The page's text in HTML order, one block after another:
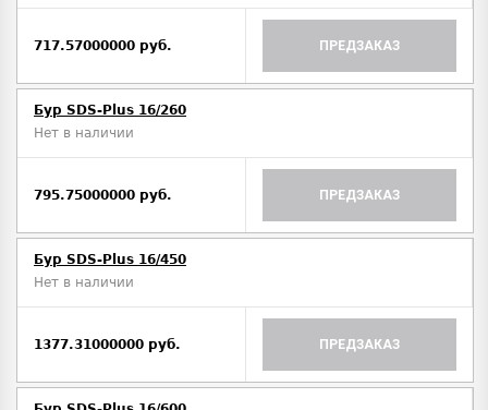
717.57000000 руб. ПРЕДЗАКАЗ
Бур SDS-Plus 16/260
Нет в наличии
795.75000000 руб. ПРЕДЗАКАЗ
Бур SDS-Plus 16/450
Нет в наличии
1377.31000000 руб. ПРЕДЗАКАЗ